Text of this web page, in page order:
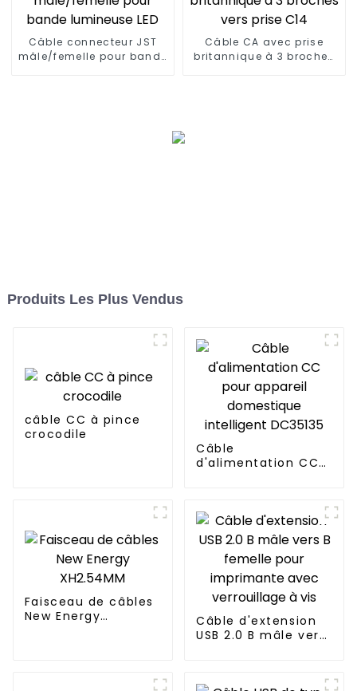
Câble connecteur JST
mâle/femelle pour bande
Câble CA avec prise
britannique à 3 broches
Produits Les Plus Vendus
câble CC à pince
crocodile
Câble
d'alimentation CC
Faisceau de câbles
New Energy
Câble d'extension
USB 2.0 B mâle vers